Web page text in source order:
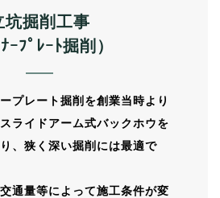
坑掘削工事
ﾅｰﾌﾟﾚｰﾄ掘削）
プレート掘削を創業当時より
ライドアーム式バックホウを
、狭く深い掘削には最適で
通量等によって施工条件が変